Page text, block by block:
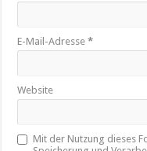
E-Mail-Adresse*
Website
Mit der Nutzung dieses